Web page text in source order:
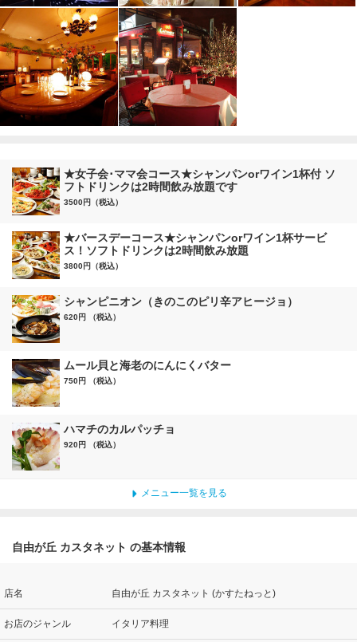
★女子会･ママ会コース★シャンパンorワイン1杯付 ソ
フトドリンクは2時間飲み放題です
3500円（税込）
★バースデーコース★シャンパンorワイン1杯サービ
ス！ソフトドリンクは2時間飲み放題
3800円（税込）
シャンピニオン（きのこのピリ辛アヒージョ）
620円 （税込）
ムール貝と海老のにんにくバター
750円 （税込）
ハマチのカルパッチョ
920円 （税込）
メニュー一覧を見る
自由が丘 カスタネット の基本情報
店名 自由が丘 カスタネット (かすたねっと)
お店のジャンル イタリア料理